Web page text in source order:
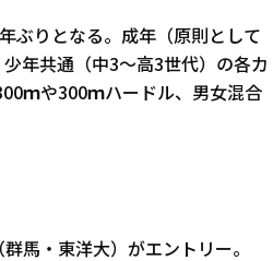
ぶりとなる。成年（原則として
年共通（中3～高3世代）の各カ
ｍや300ｍハードル、男女混合
群馬・東洋大）がエントリー。